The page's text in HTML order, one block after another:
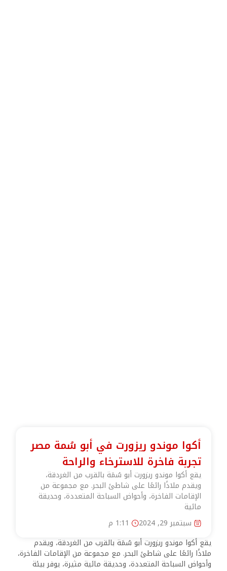
أكوا موندو ريزورت في أبو سُمة مصر
تجربة فاخرة للاسترخاء والراحة
يقع أكوا موندو ريزورت أبو سُمَة بالقرب من الغردقة،
ويقدم ملاذًا رائعًا على شاطئ البحر. مع مجموعة من
الإقامات الفاخرة، وأحواض السباحة المتعددة، وحديقة
مائية
سبتمبر 29, 2024
1:11 م
يقع أكوا موندو ريزورت أبو سُمَة بالقرب من الغردقة، ويقدم
ملاذًا رائعًا على شاطئ البحر. مع مجموعة من الإقامات الفاخرة،
وأحواض السباحة المتعددة، وحديقة مائية مثيرة، يوفر بيئة